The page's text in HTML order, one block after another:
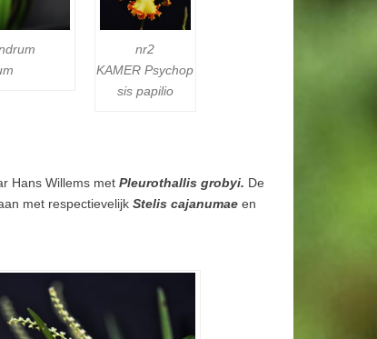
nr2
KAMERPsychop
sis papilio
Hans Willems met Pleurothallis grobyi. De
met respectievelijk Stelis cajanumae en